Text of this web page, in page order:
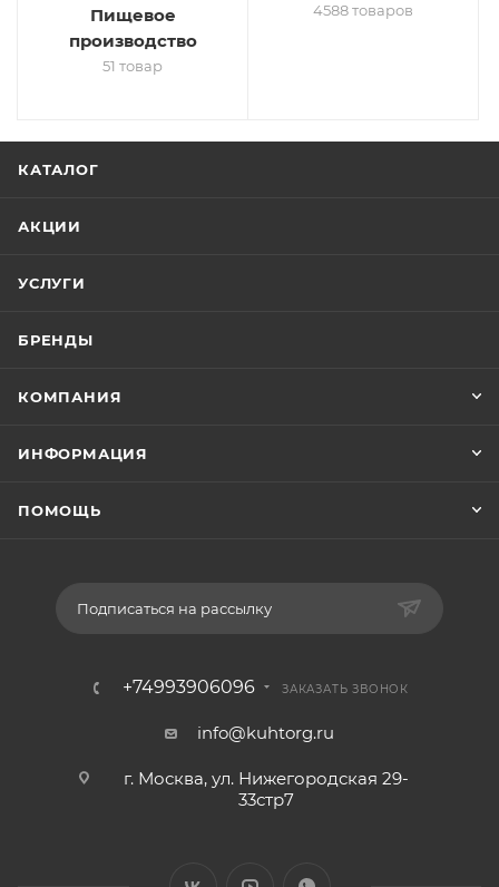
Пищевое
производство
51 товар
4588 товаров
КАТАЛОГ
АКЦИИ
УСЛУГИ
БРЕНДЫ
КОМПАНИЯ
ИНФОРМАЦИЯ
ПОМОЩЬ
Подписаться на рассылку
+74993906096 ЗАКАЗАТЬ ЗВОНОК
info@kuhtorg.ru
г. Москва, ул. Нижегородская 29-
33стр7